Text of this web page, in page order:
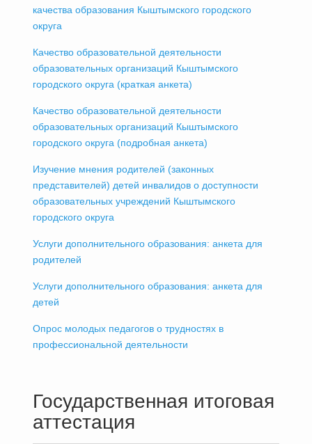
качества образования Кыштымского городского
округа
Качество образовательной деятельности
образовательных организаций Кыштымского
городского округа (краткая анкета)
Качество образовательной деятельности
образовательных организаций Кыштымского
городского округа (подробная анкета)
Изучение мнения родителей (законных
представителей) детей инвалидов о доступности
образовательных учреждений Кыштымского
городского округа
Услуги дополнительного образования: анкета для
родителей
Услуги дополнительного образования: анкета для
детей
Опрос молодых педагогов о трудностях в
профессиональной деятельности
Государственная итоговая
аттестация